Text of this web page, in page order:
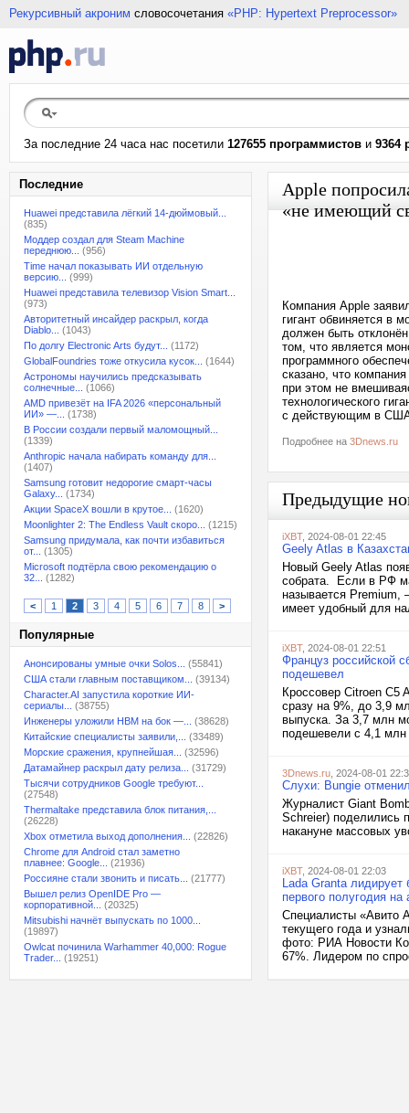
Рекурсивный акроним словосочетания «PHP: Hypertext Preprocessor»
За последние 24 часа нас посетили 127655 программистов и 9364
Последние
Huawei представила лёгкий 14-дюймовый...
(835)
Моддер создал для Steam Machine
переднюю...
(956)
Time начал показывать ИИ отдельную
версию...
(999)
Huawei представила телевизор Vision Smart...
(973)
Авторитетный инсайдер раскрыл, когда
Diablo...
(1043)
По долгу Electronic Arts будут...
(1172)
GlobalFoundries тоже откусила кусок...
(1644)
Астрономы научились предсказывать
солнечные...
(1066)
AMD привезёт на IFA 2026 «персональный
ИИ» —...
(1738)
В России создали первый маломощный...
(1339)
Anthropic начала набирать команду для...
(1407)
Samsung готовит недорогие смарт-часы
Galaxy...
(1734)
Акции SpaceX вошли в крутое...
(1620)
Moonlighter 2: The Endless Vault скоро...
(1215)
Samsung придумала, как почти избавиться
от...
(1305)
Microsoft подтёрла свою рекомендацию о
32...
(1282)
< 1 2 3 4 5 6 7 8 >
Популярные
Анонсированы умные очки Solos...
(55841)
США стали главным поставщиком...
(39134)
Character.AI запустила короткие ИИ-
сериалы...
(38755)
Инженеры уложили HBM на бок —...
(38628)
Китайские специалисты заявили,...
(33489)
Морские сражения, крупнейшая...
(32596)
Датамайнер раскрыл дату релиза...
(31729)
Тысячи сотрудников Google требуют...
(27548)
Thermaltake представила блок питания,...
(26228)
Xbox отметила выход дополнения...
(22826)
Chrome для Android стал заметно
плавнее: Google...
(21936)
Россияне стали звонить и писать...
(21777)
Вышел релиз OpenIDE Pro —
корпоративной...
(20325)
Mitsubishi начнёт выпускать по 1000...
(19897)
Owlcat починила Warhammer 40,000: Rogue
Trader...
(19251)
Apple
«не имеющий
Компания Apple
гигант обвиняется в
должен быть
том, что является
программного
сказано, что
при этом не
технологического
с действующим в США
Подробнее на 3Dnews.ru
Предыдущие
iXBT, 2024-08-01 22:45
Geely Atlas в
Новый Geely Atlas
собрата. Если в РФ
называется
имеет удобный для
iXBT, 2024-08-01 22:51
Француз российской
подешевел
Кроссовер Citroen
сразу на 9%, до 3,9
выпуска. За 3,7 млн
подешевели с 4,1 млн
3Dnews.ru , 2024-08-01
Слухи: Bungie
Журналист Giant
Schreier) поделились
накануне массовых
iXBT, 2024-08-01 22:03
Lada Granta лидирует
первого полугодия
Специалисты «Авито
текущего года и
фото: РИА Новости
67%. Лидером по